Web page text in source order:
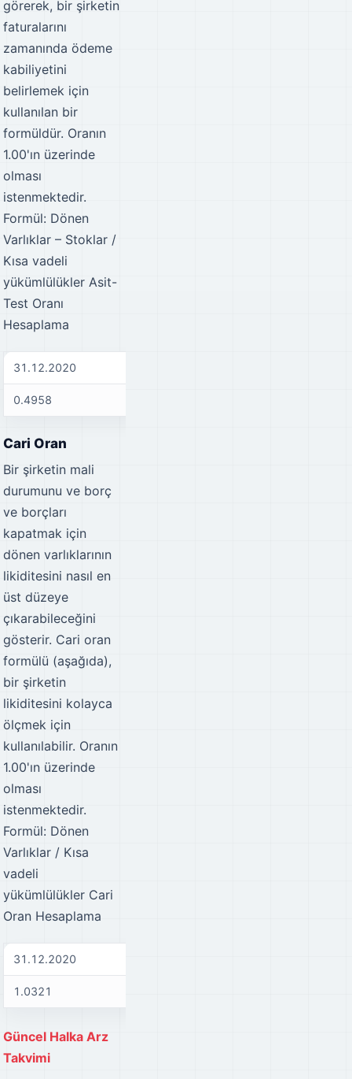
görerek, bir şirketin
faturalarını
zamanında ödeme
kabiliyetini
belirlemek için
kullanılan bir
formüldür. Oranın
1.00'ın üzerinde
olması
istenmektedir.
Formül: Dönen
Varlıklar – Stoklar /
Kısa vadeli
yükümlülükler Asit-
Test Oranı
Hesaplama
31.12.2020
0.4958
Cari Oran
Bir şirketin mali
durumunu ve borç
ve borçları
kapatmak için
dönen varlıklarının
likiditesini nasıl en
üst düzeye
çıkarabileceğini
gösterir. Cari oran
formülü (aşağıda),
bir şirketin
likiditesini kolayca
ölçmek için
kullanılabilir. Oranın
1.00'ın üzerinde
olması
istenmektedir.
Formül: Dönen
Varlıklar / Kısa
vadeli
yükümlülükler Cari
Oran Hesaplama
31.12.2020
1.0321
Güncel Halka Arz
Takvimi